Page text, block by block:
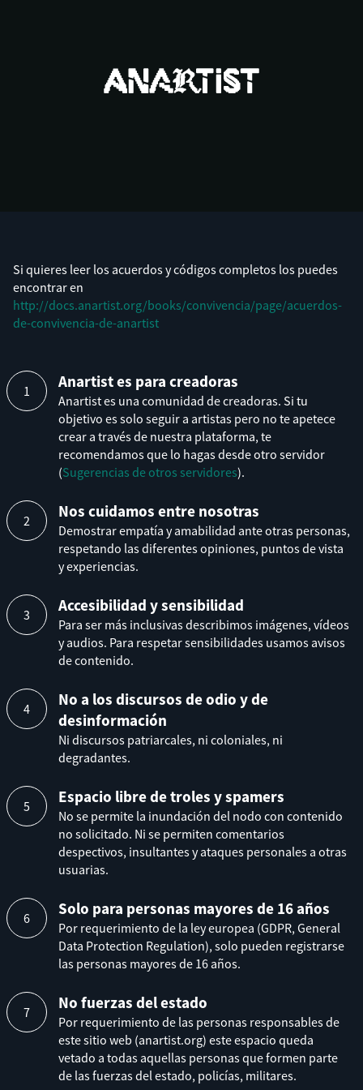
Si quieres leer los acuerdos y códigos completos los puedes
encontrar en
http://docs.anartist.org/books/convivencia/page/acuerdos-
de-convivencia-de-anartist
Anartist es para creadoras
Anartist es una comunidad de creadoras. Si tu
objetivo es solo seguir a artistas pero no te apetece
crear a través de nuestra plataforma, te
recomendamos que lo hagas desde otro servidor
(Sugerencias de otros servidores).
Nos cuidamos entre nosotras
Demostrar empatía y amabilidad ante otras personas,
respetando las diferentes opiniones, puntos de vista
y experiencias.
Accesibilidad y sensibilidad
Para ser más inclusivas describimos imágenes, vídeos
y audios. Para respetar sensibilidades usamos avisos
de contenido.
No a los discursos de odio y de
desinformación
Ni discursos patriarcales, ni coloniales, ni
degradantes.
Espacio libre de troles y spamers
No se permite la inundación del nodo con contenido
no solicitado. Ni se permiten comentarios
despectivos, insultantes y ataques personales a otras
usuarias.
Solo para personas mayores de 16 años
Por requerimiento de la ley europea (GDPR, General
Data Protection Regulation), solo pueden registrarse
las personas mayores de 16 años.
No fuerzas del estado
Por requerimiento de las personas responsables de
este sitio web (anartist.org) este espacio queda
vetado a todas aquellas personas que formen parte
de las fuerzas del estado, policías, militares.